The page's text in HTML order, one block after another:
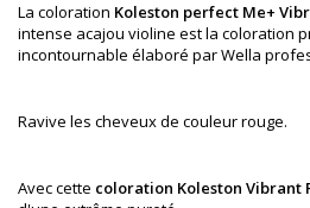
La coloration Koleston perfect Me+
intense acajou violine est la coloration
incontournable élaboré par Wella
Ravive les cheveux de couleur rouge.
Avec cette coloration Koleston Vibrant